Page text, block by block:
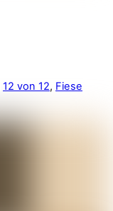
12 von 12, Fiese